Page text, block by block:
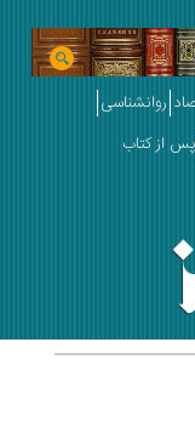
روانشناسی
پس از کتاب